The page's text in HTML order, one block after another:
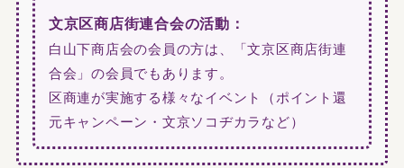
文京区商店街連合会の活動：
白山下商店会の会員の方は、「文京区商店街連
合会」の会員でもあります。
区商連が実施する様々なイベント（ポイント還
元キャンペーン・文京ソコヂカラなど）